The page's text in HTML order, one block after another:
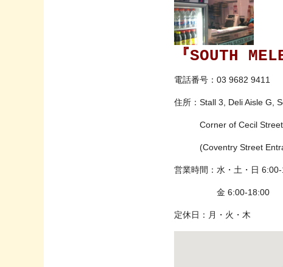
『SOUTH
電話番号：03 9682 9411
住所：Stall 3, Deli Aisle G,
Corner of Cecil Street &
(Coventry Street
営業時間：水・土・日
金 6:00-18:00
定休日：月・火・木